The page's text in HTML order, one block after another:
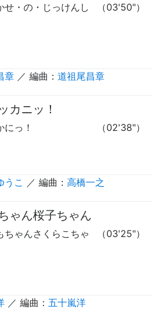
（03'50"）
せ・の・じっけんし
章 ／ 編曲： 道祖尾昌章
カニッ！
（02'38"）
っ！
うこ ／ 編曲： 高橋一之
ゃん桜子ちゃん
（03'25"）
ちゃんさくらこちゃ
／ 編曲： 五十嵐洋